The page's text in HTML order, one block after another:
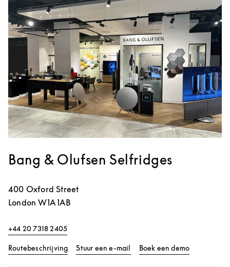
Bang & Olufsen Selfridges
400 Oxford Street
London W1A 1AB
+44 20 7318 2405
RoutebeschrijvingLink Opens in New Tab
Stuur een e-mail Boek een demo